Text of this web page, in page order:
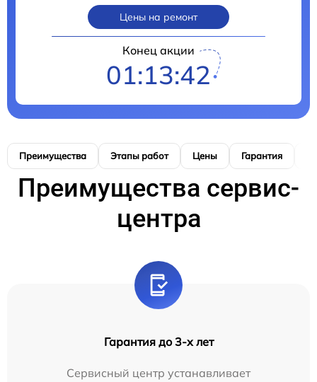
Цены на ремонт
Конец акции
01:13:41
Преимущества Этапы работ Цены Гарантия
Преимущества сервис-
центра
Гарантия до 3-х лет
Сервисный центр устанавливает